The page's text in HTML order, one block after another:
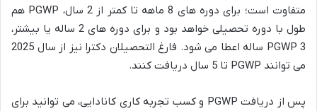
متفاوت است؛ برای دوره های 8 ماهه تا کمتر از 2 سال، PGWP هم
طول با دوره تحصیلی خواهد بود و برای دوره های 2 ساله یا بیشتر،
PGWP 3 ساله اعطا می شود. فارغ التحصیلان دکترا نیز از سال 2025
می توانند PGWP تا 5 سال دریافت کنند.
پس از دریافت PGWP و کسب تجربه کاری کانادایی، می توانید برای